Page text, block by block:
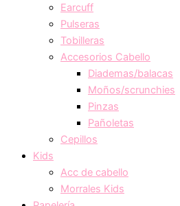
Earcuff
Pulseras
Tobilleras
Accesorios Cabello
Diademas/balacas
Moños/scrunchies
Pinzas
Pañoletas
Cepillos
Kids
Acc de cabello
Morrales Kids